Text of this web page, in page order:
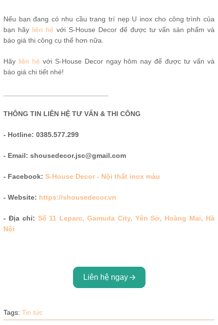
Nếu bạn đang có nhu cầu trang trí nẹp U inox cho công trình của
bạn hãy liên hệ với S-House Decor để được tư vấn sản phẩm và
báo giá thi công cụ thể hơn nữa.
Hãy liên hệ với S-House Decor ngay hôm nay để được tư vấn và
báo giá chi tiết nhé!
THÔNG TIN LIÊN HỆ TƯ VẤN & THI CÔNG
- Hotline: 0385.577.299
- Email: shousedecor.jsc@gmail.com
- Facebook: S-House Decor - Nội thất inox màu
- Website: https://shousedecor.vn
- Địa chỉ: Số 11 Leparc, Gamuda City, Yên Sở, Hoàng Mai, Hà
Nội
Liên hệ ngay
Tags: Tin tức